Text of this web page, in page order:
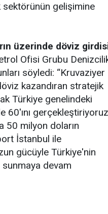
gelişimine
üzerinde döviz
Ofisi Grubu
söyledi: “Kruvaziyer
kazandıran stratejik
Türkiye genelindeki
60'ını
50 milyon doların
İstanbul ile
gücüyle Türkiye'nin
devam